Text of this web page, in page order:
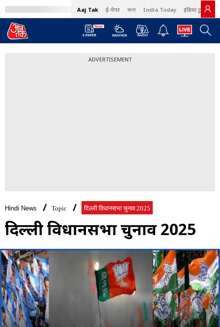
Aaj Tak ई-पेपर বাংলা India Today इंडिया टुडे हिंदी
ADVERTISEMENT
Hindi News Topic दिल्ली विधानसभा चुनाव 2025
दिल्ली विधानसभा चुनाव 2025